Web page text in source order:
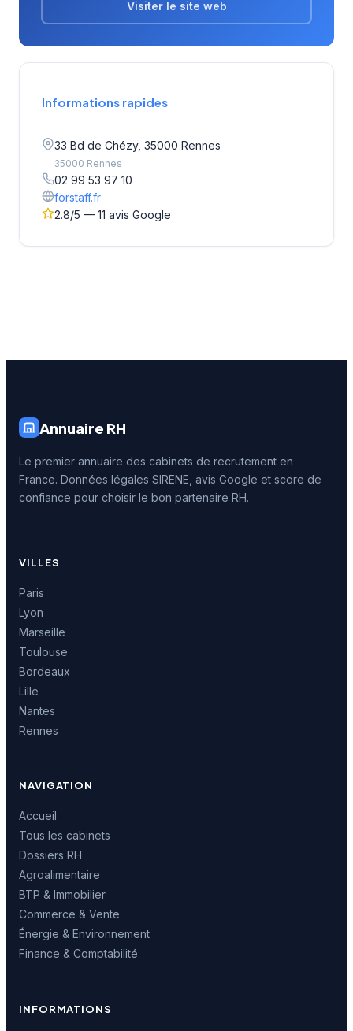
Visiter le site web
Informations rapides
33 Bd de Chézy, 35000 Rennes
35000 Rennes
02 99 53 97 10
forstaff.fr
2.8/5 — 11 avis Google
Annuaire RH
Le premier annuaire des cabinets de recrutement en
France. Données légales SIRENE, avis Google et score de
confiance pour choisir le bon partenaire RH.
VILLES
Paris
Lyon
Marseille
Toulouse
Bordeaux
Lille
Nantes
Rennes
NAVIGATION
Accueil
Tous les cabinets
Dossiers RH
Agroalimentaire
BTP & Immobilier
Commerce & Vente
Énergie & Environnement
Finance & Comptabilité
INFORMATIONS